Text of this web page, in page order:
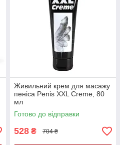
Живильний крем для масажу
пеніса Penis XXL Creme, 80
мл
Готово до відправки
528 ₴ 704 ₴